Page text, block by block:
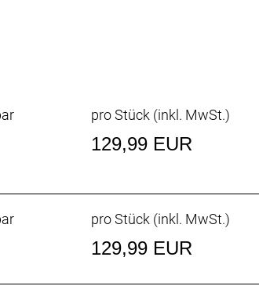
und hänge es danach zum
Rückseite: 76 % Nylon / 24 % Spandex
pro Stück (inkl. MwSt.)
129,99 EUR
pro Stück (inkl. MwSt.)
129,99 EUR